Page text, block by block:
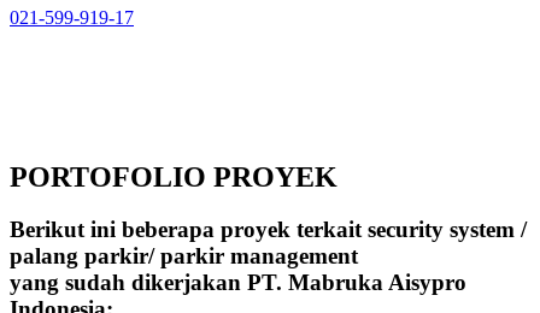
021-599-919-17
PORTOFOLIO PROYEK
Berikut ini beberapa proyek terkait security system /
palang parkir/ parkir management
yang sudah dikerjakan PT. Mabruka Aisypro